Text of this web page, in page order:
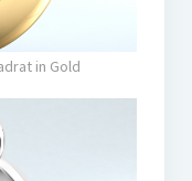
in Gold